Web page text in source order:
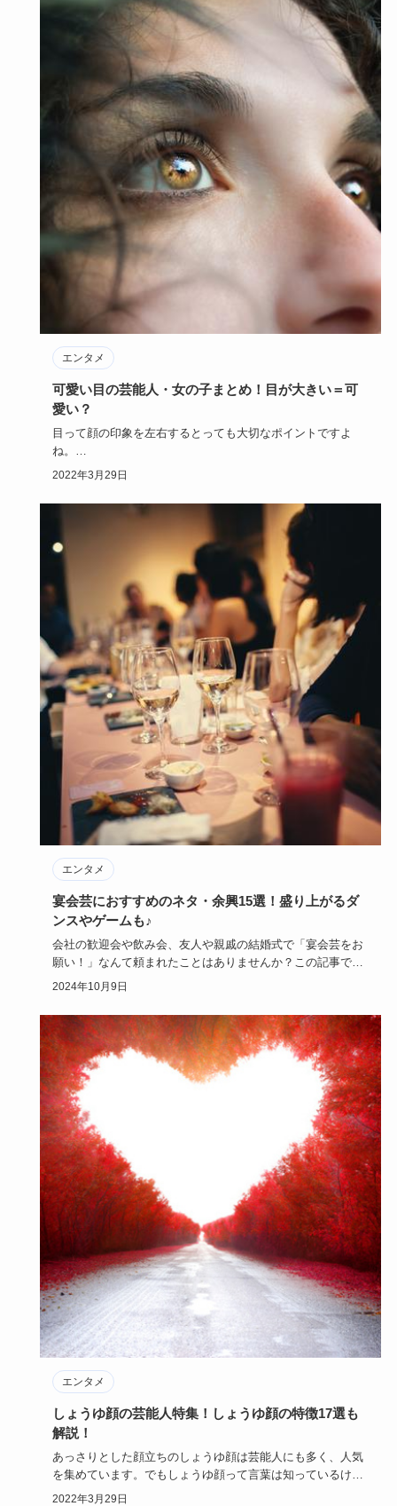
エンタメ
可愛い目の芸能人・女の子まとめ！目が大きい＝可
愛い？
目って顔の印象を左右するとっても大切なポイントですよ
ね。
目が大きい＝可愛い目なのかといったら、必ずしもそうでも
2022年3月29日
エンタメ
宴会芸におすすめのネタ・余興15選！盛り上がるダ
ンスやゲームも♪
会社の歓迎会や飲み会、友人や親戚の結婚式で「宴会芸をお
願い！」なんて頼まれたことはありませんか？この記事で
は、何をすればい…
2024年10月9日
エンタメ
しょうゆ顔の芸能人特集！しょうゆ顔の特徴17選も
解説！
あっさりとした顔立ちのしょうゆ顔は芸能人にも多く、人気
を集めています。でもしょうゆ顔って言葉は知っているけれ
ど、どんな特徴…
2022年3月29日